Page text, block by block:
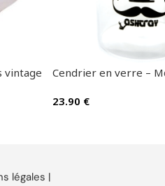
vintage Cendrier en verre –
23.90 €
légales |